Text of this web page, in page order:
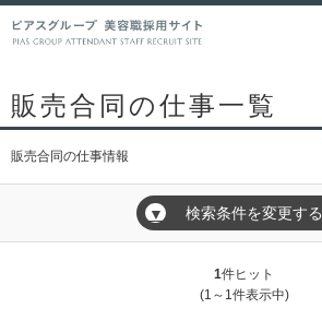
販売合同の仕事一覧
販売合同の仕事情報
▼ 検索条件を変更する
1件ヒット
(1～1件表示中)